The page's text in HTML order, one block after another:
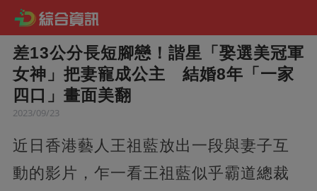
差13公分長短腳戀！諧星「娶選美冠軍
女神」把妻寵成公主 結婚8年「一家
四口」畫面美翻
2023/09/23
近日香港藝人王祖藍放出一段與妻子互
動的影片，乍一看王祖藍似乎霸道總裁